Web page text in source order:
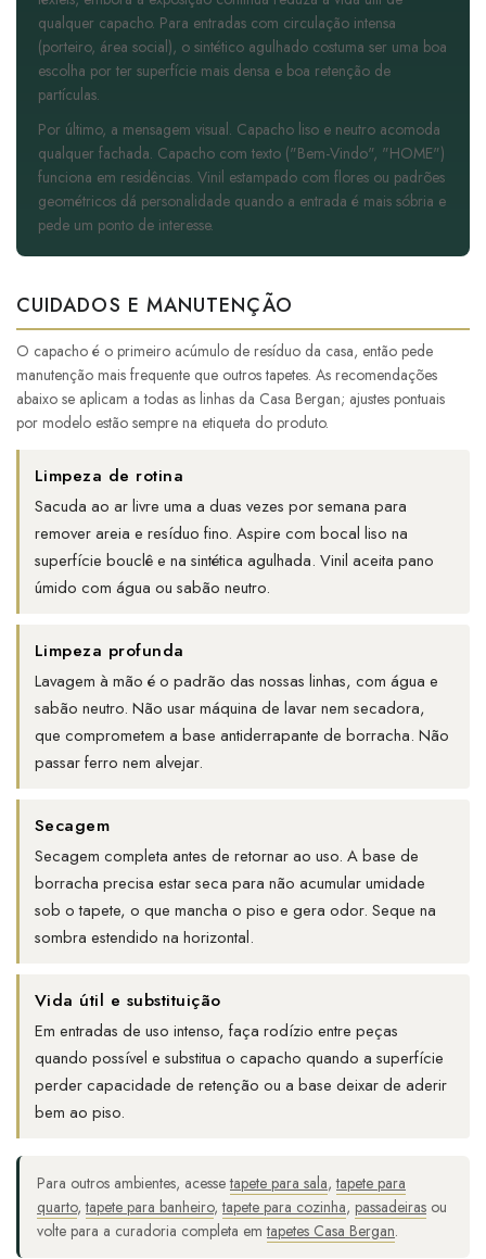
qualquer capacho. Para entradas com circulação intensa
(porteiro, área social), o sintético agulhado costuma ser uma boa
escolha por ter superfície mais densa e boa retenção de
partículas.
Por último, a mensagem visual. Capacho liso e neutro acomoda
qualquer fachada. Capacho com texto ("Bem-Vindo", "HOME")
funciona em residências. Vinil estampado com flores ou padrões
geométricos dá personalidade quando a entrada é mais sóbria e
pede um ponto de interesse.
CUIDADOS E MANUTENÇÃO
O capacho é o primeiro acúmulo de resíduo da casa, então pede
manutenção mais frequente que outros tapetes. As recomendações
abaixo se aplicam a todas as linhas da Casa Bergan; ajustes pontuais
por modelo estão sempre na etiqueta do produto.
Limpeza de rotina
Sacuda ao ar livre uma a duas vezes por semana para
remover areia e resíduo fino. Aspire com bocal liso na
superfície bouclê e na sintética agulhada. Vinil aceita pano
úmido com água ou sabão neutro.
Limpeza profunda
Lavagem à mão é o padrão das nossas linhas, com água e
sabão neutro. Não usar máquina de lavar nem secadora,
que comprometem a base antiderrapante de borracha. Não
passar ferro nem alvejar.
Secagem
Secagem completa antes de retornar ao uso. A base de
borracha precisa estar seca para não acumular umidade
sob o tapete, o que mancha o piso e gera odor. Seque na
sombra estendido na horizontal.
Vida útil e substituição
Em entradas de uso intenso, faça rodízio entre peças
quando possível e substitua o capacho quando a superfície
perder capacidade de retenção ou a base deixar de aderir
bem ao piso.
Para outros ambientes, acessetapete para sala,tapete para
quarto,tapete para banheiro,tapete para cozinha, passadeiras ou
volte para a curadoria completa emtapetes Casa Bergan.